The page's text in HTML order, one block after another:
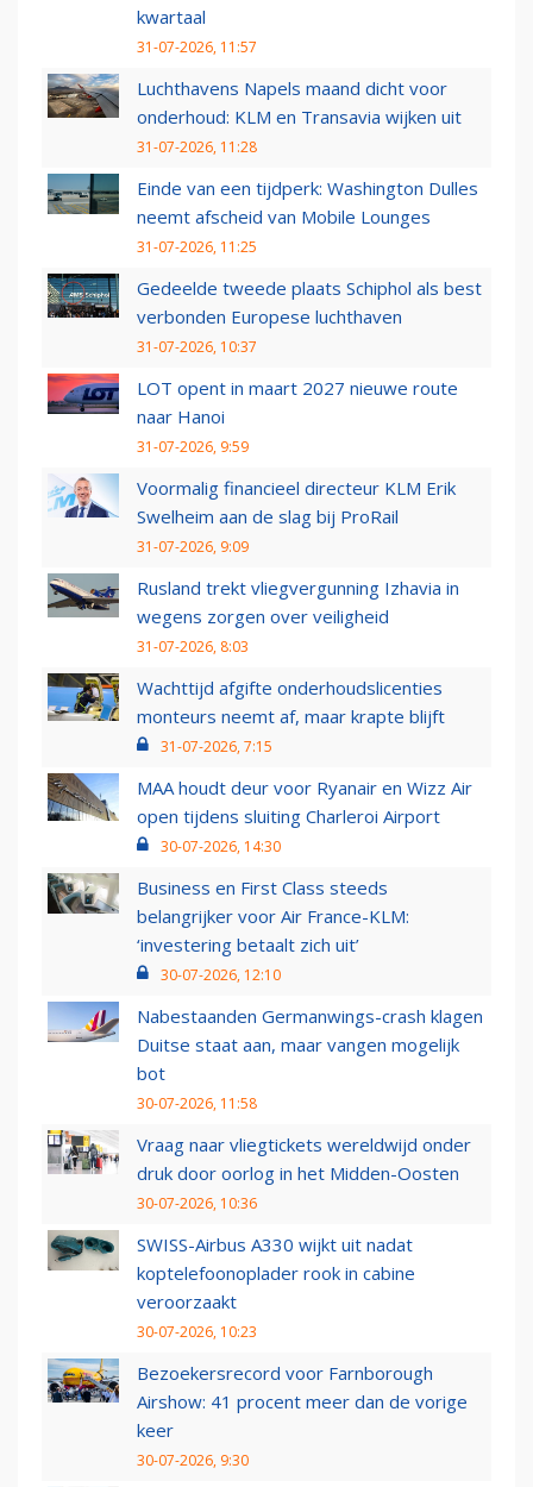
kwartaal
31-07-2026, 11:57
Luchthavens Napels maand dicht voor
onderhoud: KLM en Transavia wijken uit
31-07-2026, 11:28
Einde van een tijdperk: Washington Dulles
neemt afscheid van Mobile Lounges
31-07-2026, 11:25
Gedeelde tweede plaats Schiphol als best
verbonden Europese luchthaven
31-07-2026, 10:37
LOT opent in maart 2027 nieuwe route
naar Hanoi
31-07-2026, 9:59
Voormalig financieel directeur KLM Erik
Swelheim aan de slag bij ProRail
31-07-2026, 9:09
Rusland trekt vliegvergunning Izhavia in
wegens zorgen over veiligheid
31-07-2026, 8:03
Wachttijd afgifte onderhoudslicenties
monteurs neemt af, maar krapte blijft
31-07-2026, 7:15
MAA houdt deur voor Ryanair en Wizz Air
open tijdens sluiting Charleroi Airport
30-07-2026, 14:30
Business en First Class steeds
belangrijker voor Air France-KLM:
‘investering betaalt zich uit’
30-07-2026, 12:10
Nabestaanden Germanwings-crash klagen
Duitse staat aan, maar vangen mogelijk
bot
30-07-2026, 11:58
Vraag naar vliegtickets wereldwijd onder
druk door oorlog in het Midden-Oosten
30-07-2026, 10:36
SWISS-Airbus A330 wijkt uit nadat
koptelefoonoplader rook in cabine
veroorzaakt
30-07-2026, 10:23
Bezoekersrecord voor Farnborough
Airshow: 41 procent meer dan de vorige
keer
30-07-2026, 9:30